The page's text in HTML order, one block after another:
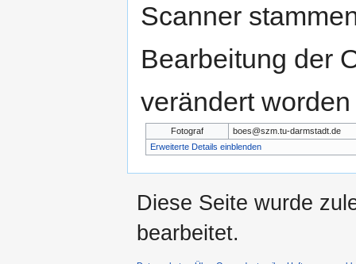
Scanner
Bearbeitung der
verändert
Fotograf
boes@szm.tu-darmstadt.de
Erweiterte Details einblenden
Diese Seite wurde
bearbeitet.